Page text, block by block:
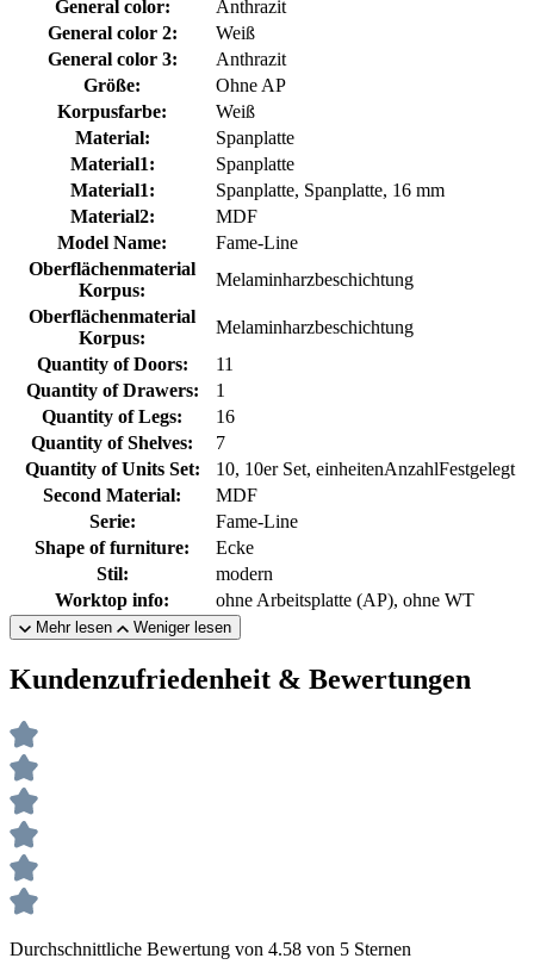
General color:
Anthrazit
General color 2:
Weiß
General color 3:
Anthrazit
Größe:
Ohne AP
Korpusfarbe:
Weiß
Material:
Spanplatte
Material1:
Spanplatte
Material1:
Spanplatte, Spanplatte, 16 mm
Material2:
MDF
Model Name:
Fame-Line
Oberflächenmaterial
Korpus:
Melaminharzbeschichtung
Oberflächenmaterial
Korpus:
Melaminharzbeschichtung
Quantity of Doors:
11
Quantity of Drawers:
1
Quantity of Legs:
16
Quantity of Shelves:
7
Quantity of Units Set:
10, 10er Set, einheitenAnzahlFestgelegt
Second Material:
MDF
Serie:
Fame-Line
Shape of furniture:
Ecke
Stil:
modern
Worktop info:
ohne Arbeitsplatte (AP), ohne WT
Mehr lesen Weniger lesen
Kundenzufriedenheit & Bewertungen
Durchschnittliche Bewertung von 4.58 von 5 Sternen